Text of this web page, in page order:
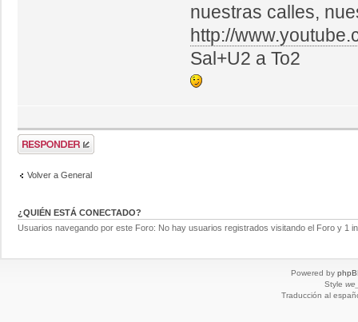
nuestras calles,
http://
Sal+U2 a To2
Volver a General
¿QUIÉN ESTÁ CONECTADO?
Usuarios navegando por este Foro: No hay usuarios registrados visitando el Foro y 1
Powered by
Style
Traducción al